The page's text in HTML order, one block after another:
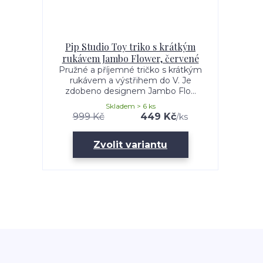
Pip Studio Toy triko s krátkým
rukávem Jambo Flower, červené
Pružné a příjemné tričko s krátkým
rukávem a výstřihem do V. Je
zdobeno designem Jambo Flo...
999 Kč 449 Kč/ks
Skladem > 6 ks
Zvolit variantu